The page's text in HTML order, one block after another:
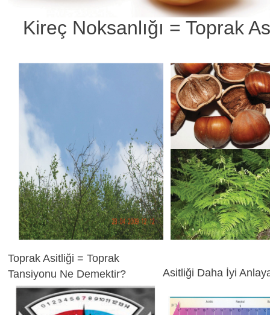
Kireç Noksanlığı = Toprak
Toprak Asitliği = Toprak
Tansiyonu Ne Demektir?
Asitliği Daha İyi